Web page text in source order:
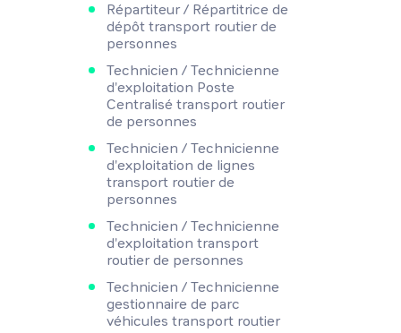
Répartiteur / Répartitrice de
dépôt transport routier de
personnes
Technicien / Technicienne
d'exploitation Poste
Centralisé transport routier
de personnes
Technicien / Technicienne
d'exploitation de lignes
transport routier de
personnes
Technicien / Technicienne
d'exploitation transport
routier de personnes
Technicien / Technicienne
gestionnaire de parc
véhicules transport routier